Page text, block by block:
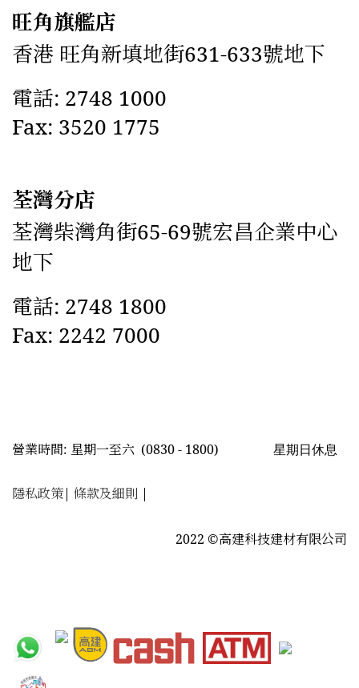
旺角旗艦店
香港 旺角新填地街631-633號地下
電話: 2748 1000
Fax: 3520 1775
荃灣分店
荃灣柴灣角街65-69號宏昌企業中心
地下
電話: 2748 1800
Fax: 2242 7000
營業時間: 星期一至六 (0830 - 1800) 星期日休息
隱私政策| 條款及細則 |
2022 ©高建科技建材有限公司